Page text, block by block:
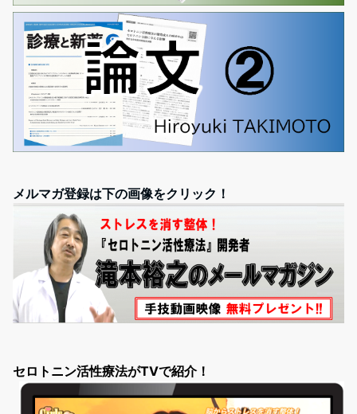
メルマガ登録は下の画像をクリック！
セロトニン活性療法がTVで紹介！